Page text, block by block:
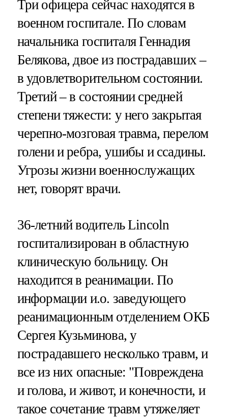
Три офицера сейчас находятся в
военном госпитале. По словам
начальника госпиталя Геннадия
Белякова, двое из пострадавших –
в удовлетворительном состоянии.
Третий – в состоянии средней
степени тяжести: у него закрытая
черепно-мозговая травма, перелом
голени и ребра, ушибы и ссадины.
Угрозы жизни военнослужащих
нет, говорят врачи.
36-летний водитель Lincoln
госпитализирован в областную
клиническую больницу. Он
находится в реанимации. По
информации и.о. заведующего
реанимационным отделением ОКБ
Сергея Кузьминова, у
пострадавшего несколько травм, и
все из них опасные: "Повреждена
и голова, и живот, и конечности, и
такое сочетание травм утяжеляет